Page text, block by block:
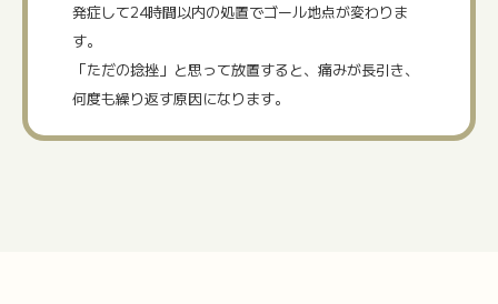
発症して24時間以内の処置でゴール地点が変わりま
す。
「ただの捻挫」と思って放置すると、痛みが長引き、
何度も繰り返す原因になります。